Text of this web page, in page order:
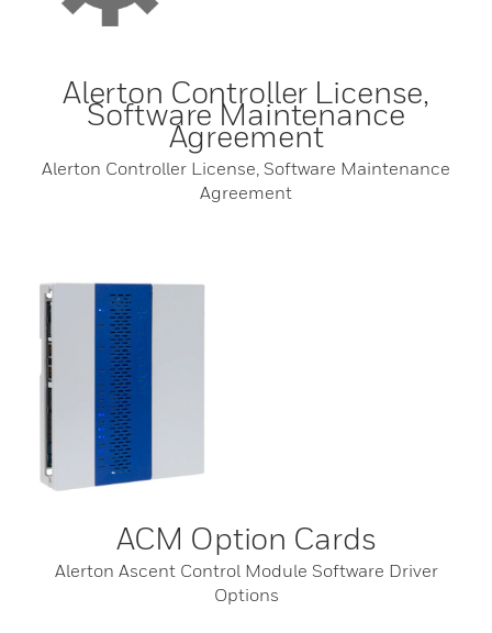
Alerton Controller License,
Software Maintenance
Agreement
Alerton Controller License, Software Maintenance
Agreement
ACM Option Cards
Alerton Ascent Control Module Software Driver
Options